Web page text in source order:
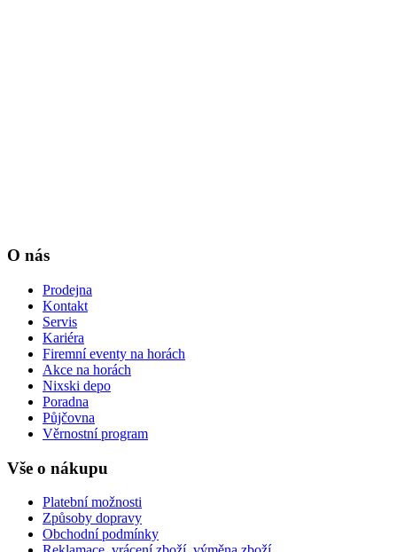
O nás
Prodejna
Kontakt
Servis
Kariéra
Firemní eventy na horách
Akce na horách
Nixski depo
Poradna
Půjčovna
Věrnostní program
Vše o nákupu
Platební možnosti
Způsoby dopravy
Obchodní podmínky